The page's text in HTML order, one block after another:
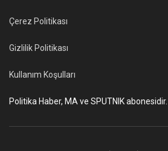
Çerez Politikası
Gizlilik Politikası
Kullanım Koşulları
Politika Haber, MA ve SPUTNIK abonesidir.